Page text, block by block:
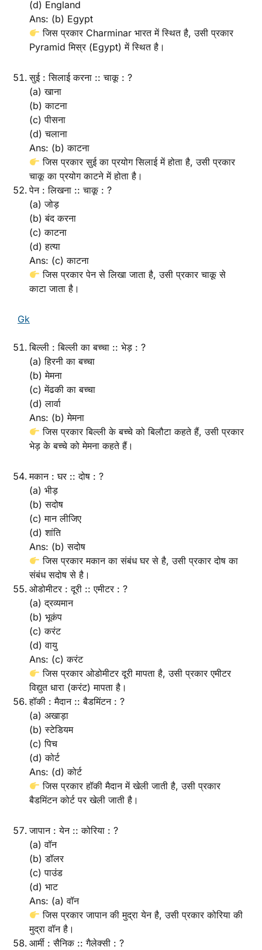
(d) England
Ans: (b) Egypt
जिस प्रकार Charminar भारत में स्थित है, उसी प्रकार
Pyramid मिस्र (Egypt) में स्थित है।
सुई : सिलाई करना :: चाकू : ?
(a) खाना
(b) काटना
(c) पीसना
(d) चलाना
Ans: (b) काटना
जिस प्रकार सुई का प्रयोग सिलाई में होता है, उसी प्रकार
चाकू का प्रयोग काटने में होता है।
पेन : लिखना :: चाकू : ?
(a) जोड़
(b) बंद करना
(c) काटना
(d) हत्या
Ans: (c) काटना
जिस प्रकार पेन से लिखा जाता है, उसी प्रकार चाकू से
काटा जाता है।
Gk
बिल्ली : बिल्ली का बच्चा :: भेड़ : ?
(a) हिरनी का बच्चा
(b) मेमना
(c) मेंढकी का बच्चा
(d) लार्वा
Ans: (b) मेमना
जिस प्रकार बिल्ली के बच्चे को बिलौटा कहते हैं, उसी प्रकार
भेड़ के बच्चे को मेमना कहते हैं।
मकान : घर :: दोष : ?
(a) भीड़
(b) सदोष
(c) मान लीजिए
(d) शांति
Ans: (b) सदोष
जिस प्रकार मकान का संबंध घर से है, उसी प्रकार दोष का
संबंध सदोष से है।
ओडोमीटर : दूरी :: एमीटर : ?
(a) द्रव्यमान
(b) भूकंप
(c) करंट
(d) वायु
Ans: (c) करंट
जिस प्रकार ओडोमीटर दूरी मापता है, उसी प्रकार एमीटर
विद्युत धारा (करंट) मापता है।
हॉकी : मैदान :: बैडमिंटन : ?
(a) अखाड़ा
(b) स्टेडियम
(c) पिच
(d) कोर्ट
Ans: (d) कोर्ट
जिस प्रकार हॉकी मैदान में खेली जाती है, उसी प्रकार
बैडमिंटन कोर्ट पर खेली जाती है।
जापान : येन :: कोरिया : ?
(a) वॉन
(b) डॉलर
(c) पाउंड
(d) भाट
Ans: (a) वॉन
जिस प्रकार जापान की मुद्रा येन है, उसी प्रकार कोरिया की
मुद्रा वॉन है।
आर्मी : सैनिक :: गैलेक्सी : ?